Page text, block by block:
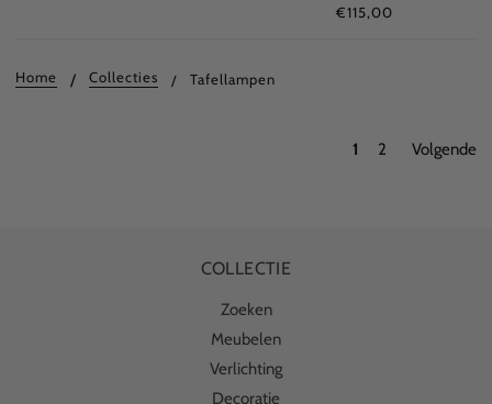
€115,00
Home Collecties Tafellampen
1 2 Volgende
COLLECTIE
Zoeken
Meubelen
Verlichting
Decoratie